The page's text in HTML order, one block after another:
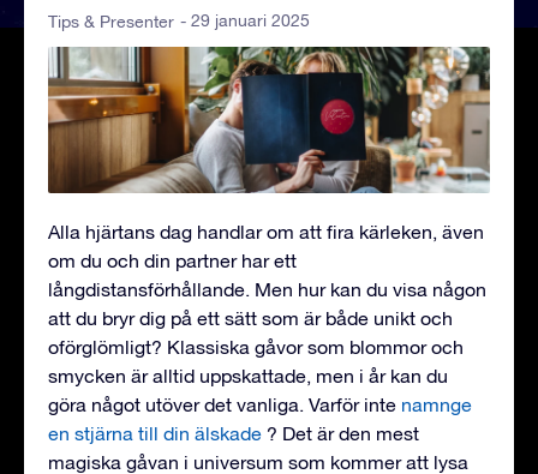
Tips & Presenter - 29 januari 2025
Alla hjärtans dag handlar om att fira kärleken, även
om du och din partner har ett
långdistansförhållande. Men hur kan du visa någon
att du bryr dig på ett sätt som är både unikt och
oförglömligt? Klassiska gåvor som blommor och
smycken är alltid uppskattade, men i år kan du
göra något utöver det vanliga. Varför inte namnge
en stjärna till din älskade ? Det är den mest
magiska gåvan i universum som kommer att lysa